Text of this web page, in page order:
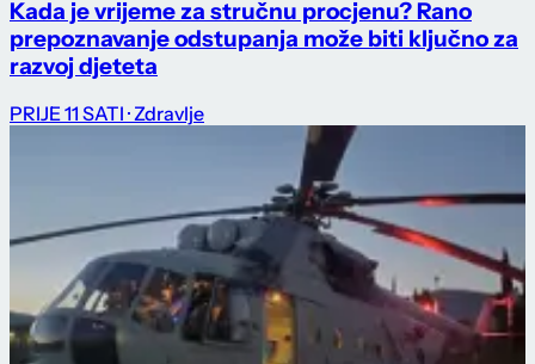
Kada je vrijeme za stručnu procjenu? Rano
prepoznavanje odstupanja može biti ključno za
razvoj djeteta
PRIJE 11 SATI · Zdravlje